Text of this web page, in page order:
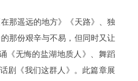
那遥远的地方》《天路》、独
那份艰辛与不易，但同时又让
《无悔的盐湖地质人》、舞蹈
剧《我们这群人》。此篇章展